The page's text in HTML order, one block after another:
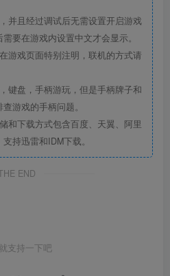
并且经过调试后无需设置开启游戏
要在游戏内设置中文才会显示。
游戏页面特别注明，联机的方式请
键盘，手柄游玩，但是手柄牌子和
游戏的手柄问题。
和下载方式包含百度、天翼、阿里
持迅雷和IDM下载。
END
支持一下吧